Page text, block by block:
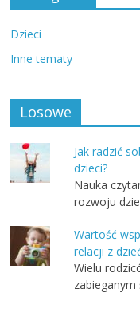
Dzieci
Inne tematy
Losowe
Jak radzić
dzieci?
Nauka
rozwoju
Wartość
relacji z
Wielu